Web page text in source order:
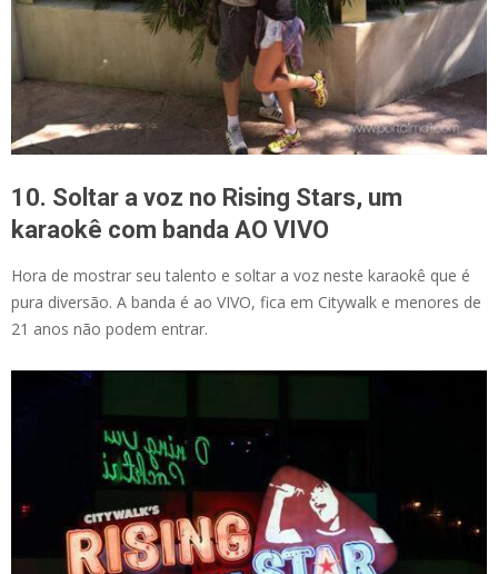
10. Soltar a voz no Rising Stars, um
karaokê com banda AO VIVO
Hora de mostrar seu talento e soltar a voz neste karaokê que é
pura diversão. A banda é ao VIVO, fica em Citywalk e menores de
21 anos não podem entrar.